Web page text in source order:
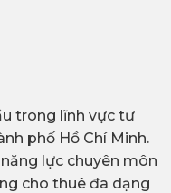
trong lĩnh vực tư
phố Hồ Chí Minh.
lực chuyên môn
cho thuê đa dạng